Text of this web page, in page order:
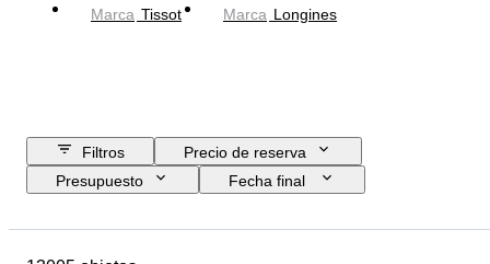
Marca Tissot Marca Longines
Filtros
Precio de reserva
Presupuesto
Fecha final